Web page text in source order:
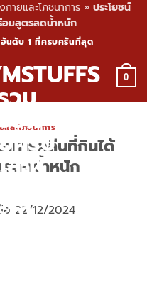
ายและโภชนาการ » ประโยชน์
มสูตรลดน้ำหนัก
นดับ 1 ที่ครบครันที่สุด
0
ละโภชนาการ
หารคลีนที่กินได้
ลดน้ำหนัก
อ 22/12/2024